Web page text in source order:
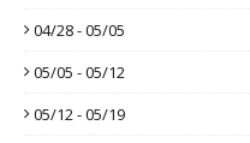
04/28 - 05/05
05/05 - 05/12
05/12 - 05/19